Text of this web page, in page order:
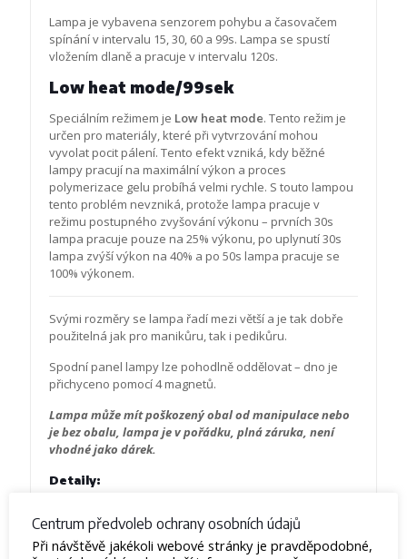
Lampa je vybavena senzorem pohybu a časovačem
spínání v intervalu 15, 30, 60 a 99s. Lampa se spustí
vložením dlaně a pracuje v intervalu 120s.
Low heat mode/99sek
Speciálním režimem je Low heat mode. Tento režim je
určen pro materiály, které při vytvrzování mohou
vyvolat pocit pálení. Tento efekt vzniká, kdy běžné
lampy pracují na maximální výkon a proces
polymerizace gelu probíhá velmi rychle. S touto lampou
tento problém nevzniká, protože lampa pracuje v
režimu postupného zvyšování výkonu – prvních 30s
lampa pracuje pouze na 25% výkonu, po uplynutí 30s
lampa zvýší výkon na 40% a po 50s lampa pracuje se
100% výkonem.
Svými rozměry se lampa řadí mezi větší a je tak dobře
použitelná jak pro manikůru, tak i pedikůru.
Spodní panel lampy lze pohodlně oddělovat – dno je
přichyceno pomocí 4 magnetů.
Lampa může mít poškozený obal od manipulace nebo
je bez obalu, lampa je v pořádku, plná záruka, není
vhodné jako dárek.
Detaily:
Časovač 10, 30, 60 a 99 sekund
Centrum předvoleb ochrany osobních údajů
Při návštěvě jakékoli webové stránky je pravděpodobné,